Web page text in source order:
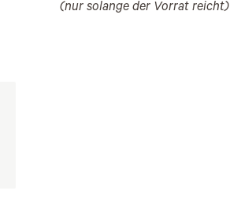
(nur solange der Vorrat reicht)